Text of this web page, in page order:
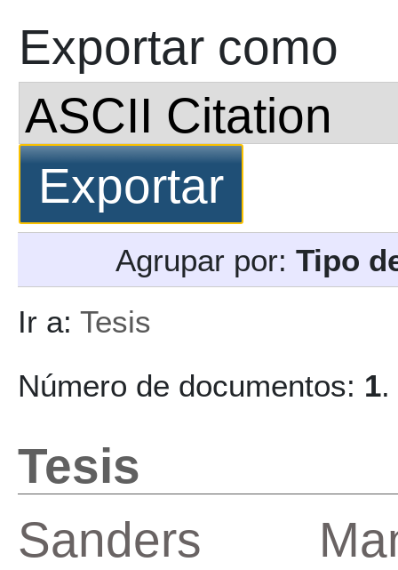
Exportar como
Agrupar por:Tipo
Ir a: Tesis
Número de documentos: 1.
Tesis
Sanders